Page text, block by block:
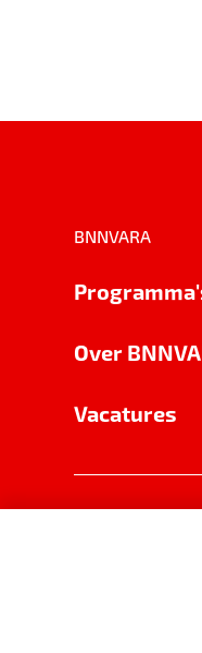
BNNVARA
Over
Vacatures